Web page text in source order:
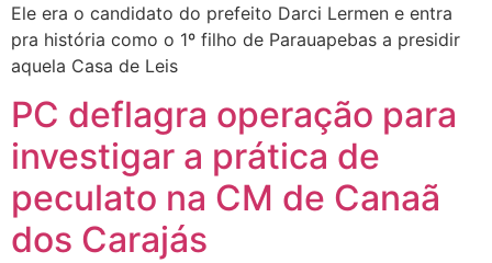
Ele era o candidato do prefeito Darci Lermen e entra
pra história como o 1º filho de Parauapebas a presidir
aquela Casa de Leis
PC deflagra operação para
investigar a prática de
peculato na CM de Canaã
dos Carajás